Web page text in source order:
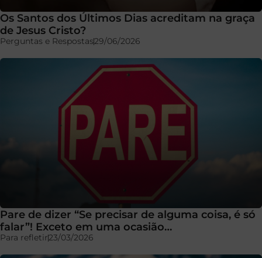
Os Santos dos Últimos Dias acreditam na graça
de Jesus Cristo?
Perguntas e Respostas29/06/2026
Pare de dizer “Se precisar de alguma coisa, é só
falar”! Exceto em uma ocasião…
Para refletir23/03/2026